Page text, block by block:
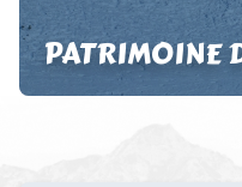
PATRIMOINE